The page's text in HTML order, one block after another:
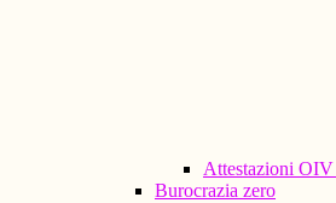
Attestazioni OIV
Burocrazia zero